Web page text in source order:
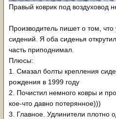
Правый коврик под воздуховод
Производитель пишет о том, что
сидений. Я оба сиденья
часть приподнимал.
Плюсы:
1. Смазал болты крепления
рождения в 1999 году
2. Почистил немного ковры и
кое-что давно потерянное)))
3. Главное. Удлинители плотно